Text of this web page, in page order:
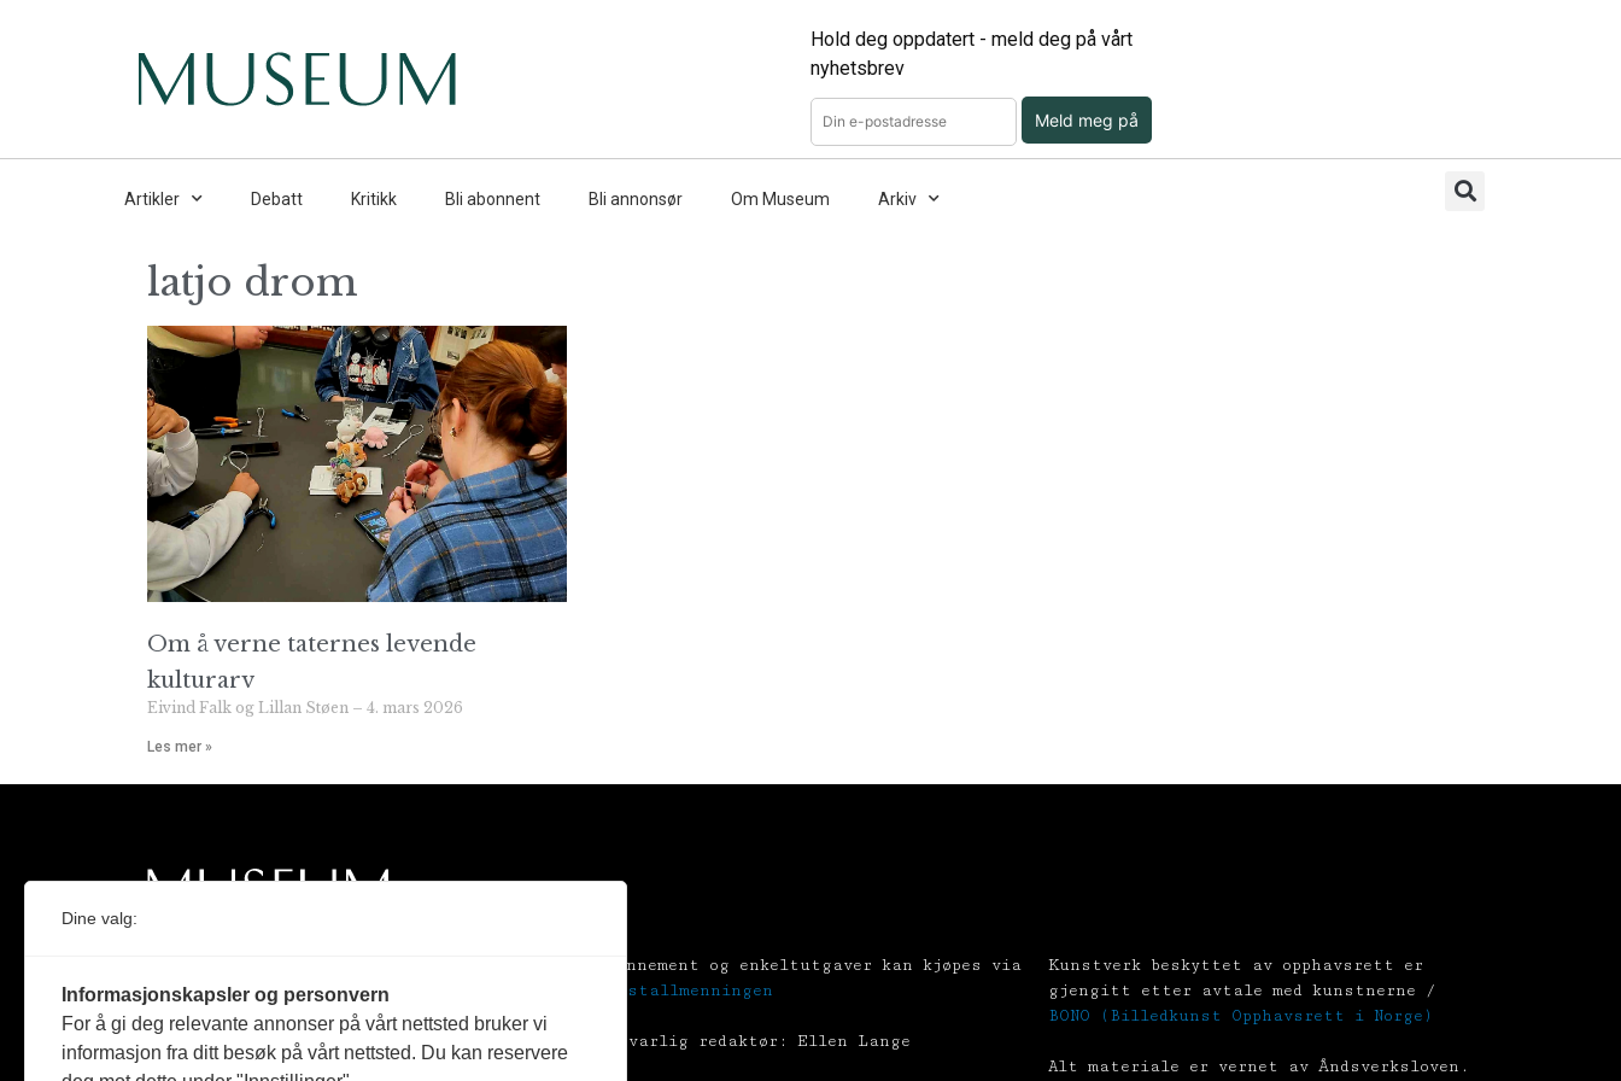
Hold deg oppdatert - meld deg på vårt
nyhetsbrev
Meld meg på
Artikler Debatt Kritikk Bli abonnent Bli annonsør Om Museum Arkiv
latjo drom
Om å verne taternes levende
kulturarv
Eivind Falk og Lillan Støen 4. mars 2026
Les mer »
Medlem i Norsk tidsskriftforening og
Fagpressen
Abonnement og enkeltutgaver kan kjøpes via
Tekstallmenningen
Ansvarlig redaktør: Ellen Lange
Kunstverk beskyttet av opphavsrett er
gjengitt etter avtale med kunstnerne /
BONO (Billedkunst Opphavsrett i Norge)
Alt materiale er vernet av Åndsverksloven.
Dine valg:
Informasjonskapsler og personvern
For å gi deg relevante annonser på vårt nettsted bruker vi
informasjon fra ditt besøk på vårt nettsted. Du kan reservere